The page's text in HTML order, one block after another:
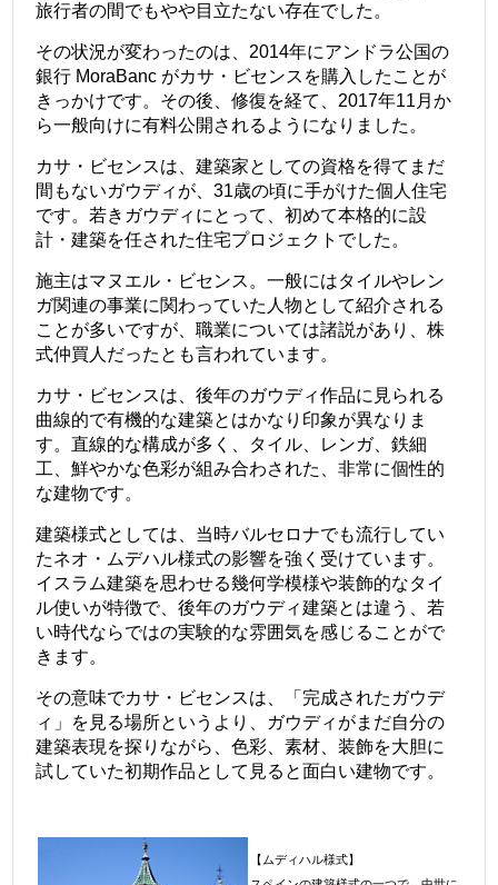
旅行者の間でもやや目立たない存在でした。
その状況が変わったのは、2014年にアンドラ公国の
銀行 MoraBanc がカサ・ビセンスを購入したことが
きっかけです。その後、修復を経て、2017年11月か
ら一般向けに有料公開されるようになりました。
カサ・ビセンスは、建築家としての資格を得てまだ
間もないガウディが、31歳の頃に手がけた個人住宅
です。若きガウディにとって、初めて本格的に設
計・建築を任された住宅プロジェクトでした。
施主はマヌエル・ビセンス。一般にはタイルやレン
ガ関連の事業に関わっていた人物として紹介される
ことが多いですが、職業については諸説があり、株
式仲買人だったとも言われています。
カサ・ビセンスは、後年のガウディ作品に見られる
曲線的で有機的な建築とはかなり印象が異なりま
す。直線的な構成が多く、タイル、レンガ、鉄細
工、鮮やかな色彩が組み合わされた、非常に個性的
な建物です。
建築様式としては、当時バルセロナでも流行してい
たネオ・ムデハル様式の影響を強く受けています。
イスラム建築を思わせる幾何学模様や装飾的なタイ
ル使いが特徴で、後年のガウディ建築とは違う、若
い時代ならではの実験的な雰囲気を感じることがで
きます。
その意味でカサ・ビセンスは、「完成されたガウデ
ィ」を見る場所というより、ガウディがまだ自分の
建築表現を探りながら、色彩、素材、装飾を大胆に
試していた初期作品として見ると面白い建物です。
【ムディハル様式】